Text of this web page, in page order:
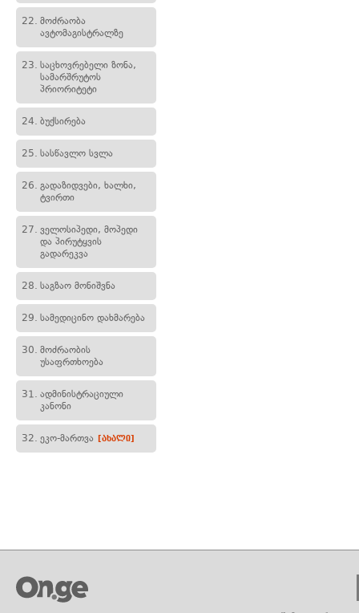
22. მოძრაობა
ავტომაგისტრალზე
23. საცხოვრებელი ზონა,
სამარშრუტოს
პრიორიტეტი
24. ბუქსირება
25. სასწავლო სვლა
26. გადაზიდვები, ხალხი,
ტვირთი
27. ველოსიპედი, მოპედი
და პირუტყვის
გადარეკვა
28. საგზაო მონიშვნა
29. სამედიცინო დახმარება
30. მოძრაობის
უსაფრთხოება
31. ადმინისტრაციული
კანონი
32. ეკო-მართვა [ახალი]